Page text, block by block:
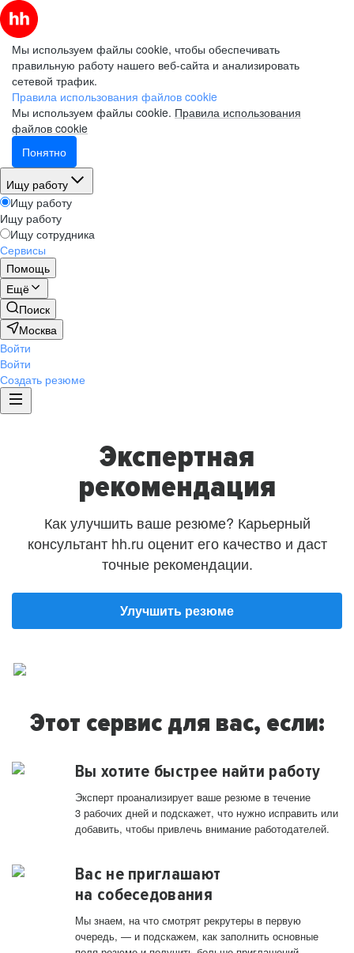
Мы используем файлы cookie, чтобы обеспечивать
правильную работу нашего веб-сайта и анализировать
сетевой трафик.
Правила использования файлов cookie
Мы используем файлы cookie. Правила использования
файлов cookie
Понятно
Ищу работу
Ищу работу
Ищу работу
Ищу сотрудника
Сервисы
Помощь
Ещё
Поиск
Москва
Войти
Войти
Создать резюме
Экспертная
рекомендация
Как улучшить ваше резюме? Карьерный
консультант hh.ru оценит его качество и даст
точные рекомендации.
Улучшить резюме
Этот сервис для вас, если:
Вы хотите быстрее найти работу
Эксперт проанализирует ваше резюме в течение
3 рабочих дней и подскажет, что нужно исправить или
добавить, чтобы привлечь внимание работодателей.
Вас не приглашают
на собеседования
Мы знаем, на что смотрят рекрутеры в первую
очередь, — и подскажем, как заполнить основные